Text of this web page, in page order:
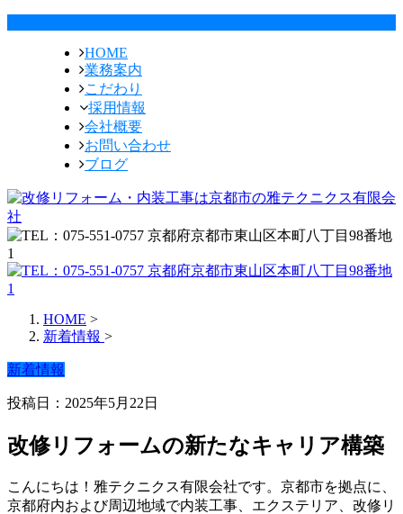
HOME
業務案内
こだわり
採用情報
会社概要
お問い合わせ
ブログ
HOME >
新着情報 >
新着情報
投稿日：2025年5月22日
改修リフォームの新たなキャリア構築
こんにちは！雅テクニクス有限会社です。京都市を拠点に、
京都府内および周辺地域で内装工事、エクステリア、改修リ